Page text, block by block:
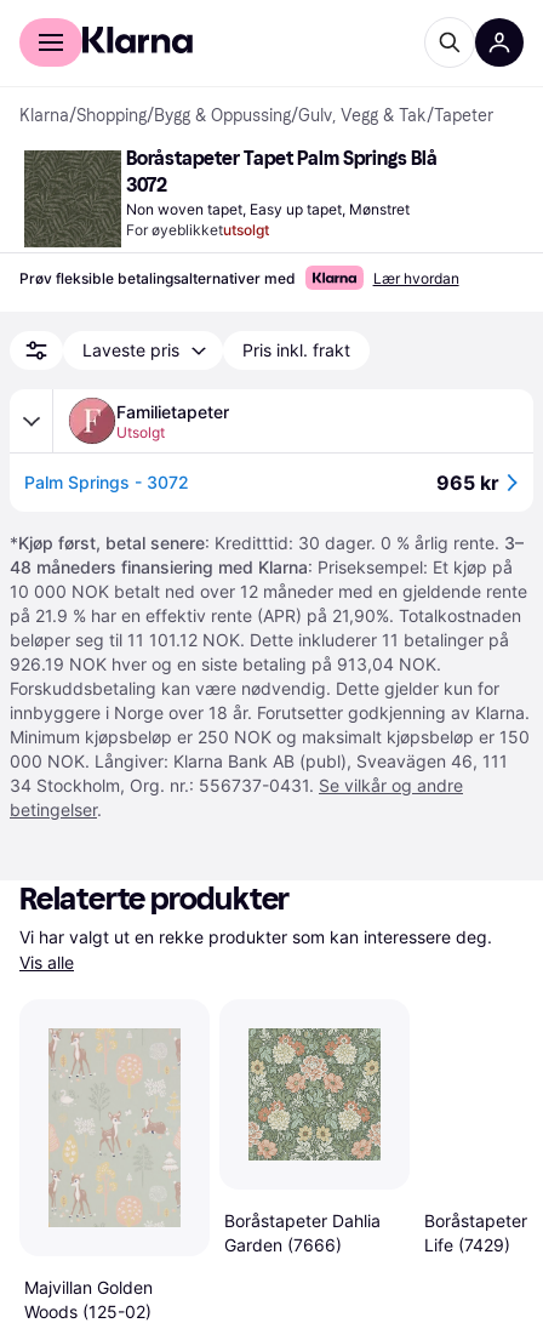
For kunder
Klarna/Shopping/Bygg & Oppussing/Gulv, Vegg & Tak/Tapeter
Boråstapeter Tapet Palm Springs Blå
3072
Non woven tapet, Easy up tapet, Mønstret
For øyeblikketutsolgt
Prøv fleksible betalingsalternativer med Lær hvordan
Laveste pris Pris inkl. frakt
Familietapeter
Utsolgt
Palm Springs - 3072 965 kr
*Kjøp først, betal senere: Kreditttid: 30 dager. 0 % årlig rente. 3–
48 måneders finansiering med Klarna: Priseksempel: Et kjøp på
10 000 NOK betalt ned over 12 måneder med en gjeldende rente
på 21.9 % har en effektiv rente (APR) på 21,90%. Totalkostnaden
beløper seg til 11 101.12 NOK. Dette inkluderer 11 betalinger på
926.19 NOK hver og en siste betaling på 913,04 NOK.
Forskuddsbetaling kan være nødvendig. Dette gjelder kun for
innbyggere i Norge over 18 år. Forutsetter godkjenning av Klarna.
Minimum kjøpsbeløp er 250 NOK og maksimalt kjøpsbeløp er 150
000 NOK. Långiver: Klarna Bank AB (publ), Sveavägen 46, 111
34 Stockholm, Org. nr.: 556737-0431. Se vilkår og andre
betingelser.
Relaterte produkter
Vis alle
Majvillan Golden
Woods (125-02)
Boråstapeter Dahlia
Garden (7666)
Boråstapeter
Life (7429)